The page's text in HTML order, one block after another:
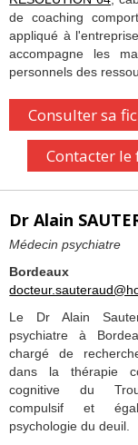
de coaching
appliqué à
accompagne les
personnels des
Consulter sa
Contacter
Dr Alain
Médecin psychiatre
Bordeaux
Le Dr Alain
psychiatre à
chargé de
dans la thérapie
cognitive du
compulsif et
psychologie du deuil.